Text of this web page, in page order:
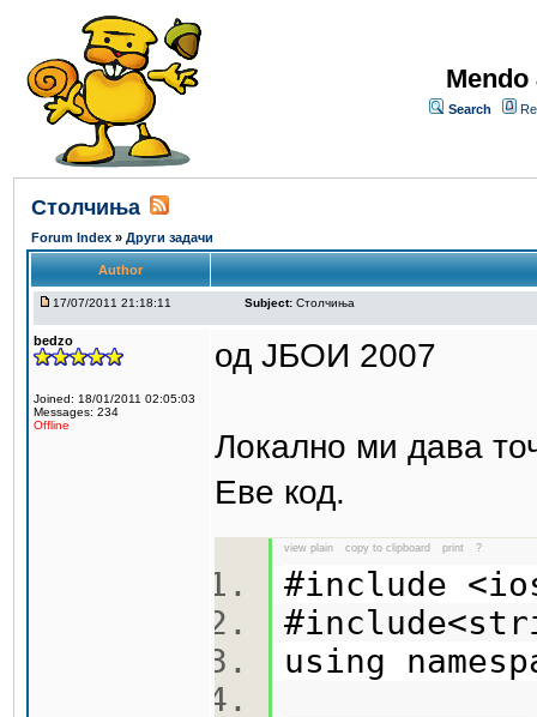
Search
Столчиња
Forum Index » Други задачи
Author
17/07/2011 21:18:11 Subject: Столчиња
bedzo
Joined: 18/01/2011 02:05:03
Messages: 234
Offline
од ЈБОИ 2007
Локално ми дава
Еве код.
view plain copy to clipboard print ?
#include
using